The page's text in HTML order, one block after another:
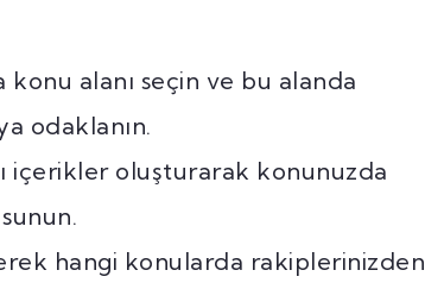
alanı seçin ve bu alanda
odaklanın.
içerikler oluşturarak konunuzda
hangi konularda rakiplerinizden